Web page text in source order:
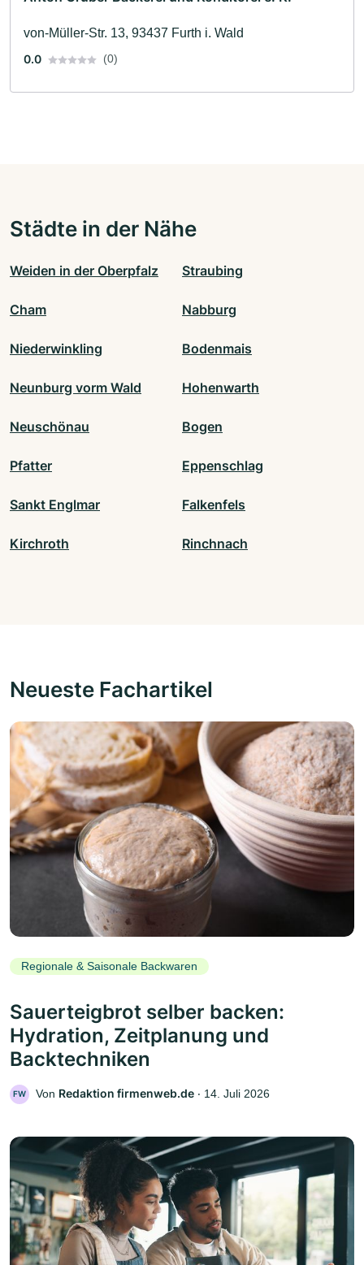
von-Müller-Str. 13, 93437 Furth i. Wald
0.0
(0)
Städte in der Nähe
Weiden in der Oberpfalz Straubing
Cham Nabburg
Niederwinkling Bodenmais
Neunburg vorm Wald Hohenwarth
Neuschönau Bogen
Pfatter Eppenschlag
Sankt Englmar Falkenfels
Kirchroth Rinchnach
Neueste Fachartikel
Regionale & Saisonale Backwaren
Sauerteigbrot selber backen:
Hydration, Zeitplanung und
Backtechniken
FW Von Redaktion firmenweb.de ‧ 14. Juli 2026